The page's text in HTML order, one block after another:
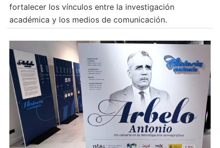
fortalecer los vínculos entre la investigación
académica y los medios de comunicación.